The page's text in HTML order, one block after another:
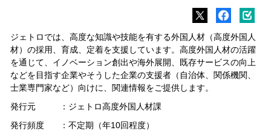
ジェトロでは、高度な知識や技能を有する外国人材（高度外国人
材）の採用、育成、定着を支援しています。高度外国人材の活躍
を通じて、イノベーション創出や海外展開、既存サービスの向上
などを目指す企業やそうした企業の支援者（自治体、関係機関、
士業専門家など）向けに、関連情報をご提供します。
発行元
：ジェトロ高度外国人材課
発行頻度
：不定期（年10回程度）